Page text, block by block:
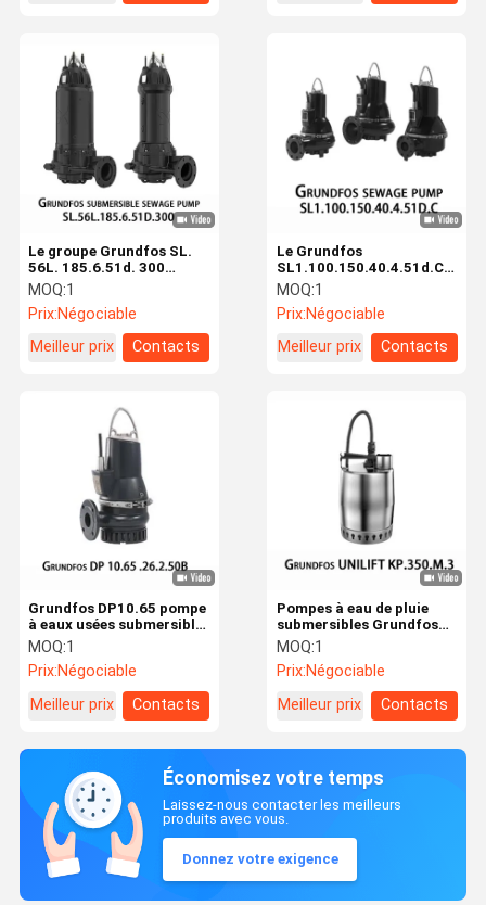
Le groupe Grundfos SL.
56L. 185.6.51d. 300
Pompe submersible pour
le traitement et le rejet
des eaux usées
MOQ:1
Prix:Négociable
Meilleur prix
Contacts
Le Grundfos
SL1.100.150.40.4.51d.C
pompe à eaux usées
appliquée aux déchets
industriels transport
d'eau usée contrôle des
inondations et drainage
traitement des eaux
MOQ:1
Prix:Négociable
Meilleur prix
Contacts
Grundfos DP10.65 pompe
à eaux usées submersible
non obstruante pompe à
eaux usées submersible
MOQ:1
Prix:Négociable
Meilleur prix
Contacts
Pompes à eau de pluie
submersibles Grundfos
Grande capacité Unilift
Kp. 350.
MOQ:1
Prix:Négociable
Meilleur prix
Contacts
Économisez votre temps
Laissez-nous contacter les meilleurs
produits avec vous.
Donnez votre exigence